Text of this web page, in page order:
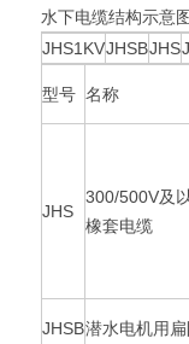
水下电缆结构示意
JHS1KVJHSBJHS
型号 名称
JHS
300/500V及
橡套电缆
JHSB潜水电机用